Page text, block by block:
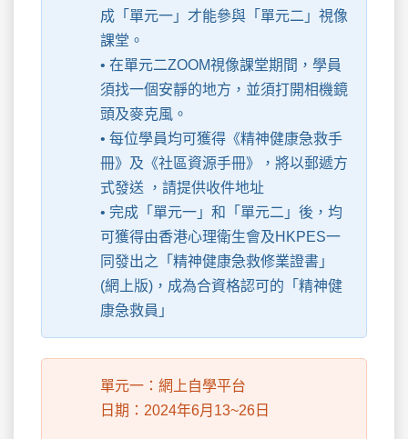
成「單元一」才能參與「單元二」視像
課堂。
• 在單元二ZOOM視像課堂期間，學員
須找一個安靜的地方，並須打開相機鏡
頭及麥克風。
• 每位學員均可獲得《精神健康急救手
冊》及《社區資源手冊》，將以郵遞方
式發送 ，請提供收件地址
• 完成「單元一」和「單元二」後，均
可獲得由香港心理衛生會及HKPES一
同發出之「精神健康急救修業證書」
(網上版)，成為合資格認可的「精神健
康急救員」
單元一：網上自學平台
日期：2024年6月13~26日